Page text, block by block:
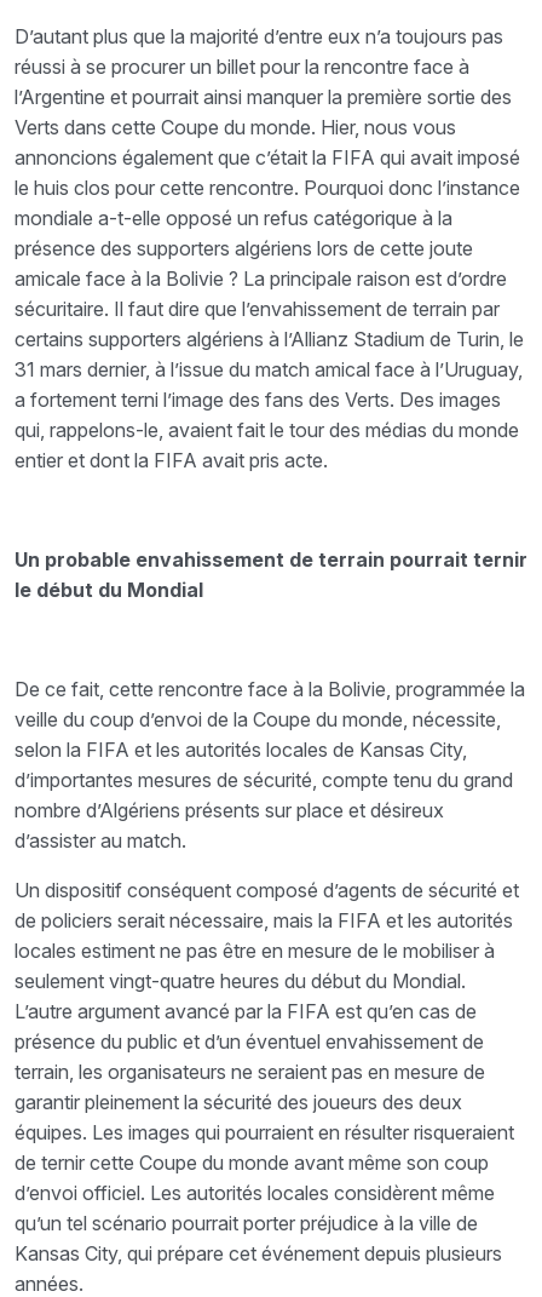
D’autant plus que la majorité d’entre eux n’a toujours pas
réussi à se procurer un billet pour la rencontre face à
l’Argentine et pourrait ainsi manquer la première sortie des
Verts dans cette Coupe du monde. Hier, nous vous
annoncions également que c’était la FIFA qui avait imposé
le huis clos pour cette rencontre. Pourquoi donc l’instance
mondiale a-t-elle opposé un refus catégorique à la
présence des supporters algériens lors de cette joute
amicale face à la Bolivie ? La principale raison est d’ordre
sécuritaire. Il faut dire que l’envahissement de terrain par
certains supporters algériens à l’Allianz Stadium de Turin, le
31 mars dernier, à l’issue du match amical face à l’Uruguay,
a fortement terni l’image des fans des Verts. Des images
qui, rappelons-le, avaient fait le tour des médias du monde
entier et dont la FIFA avait pris acte.
Un probable envahissement de terrain pourrait ternir
le début du Mondial
De ce fait, cette rencontre face à la Bolivie, programmée la
veille du coup d’envoi de la Coupe du monde, nécessite,
selon la FIFA et les autorités locales de Kansas City,
d’importantes mesures de sécurité, compte tenu du grand
nombre d’Algériens présents sur place et désireux
d’assister au match.
Un dispositif conséquent composé d’agents de sécurité et
de policiers serait nécessaire, mais la FIFA et les autorités
locales estiment ne pas être en mesure de le mobiliser à
seulement vingt-quatre heures du début du Mondial.
L’autre argument avancé par la FIFA est qu’en cas de
présence du public et d’un éventuel envahissement de
terrain, les organisateurs ne seraient pas en mesure de
garantir pleinement la sécurité des joueurs des deux
équipes. Les images qui pourraient en résulter risqueraient
de ternir cette Coupe du monde avant même son coup
d’envoi officiel. Les autorités locales considèrent même
qu’un tel scénario pourrait porter préjudice à la ville de
Kansas City, qui prépare cet événement depuis plusieurs
années.